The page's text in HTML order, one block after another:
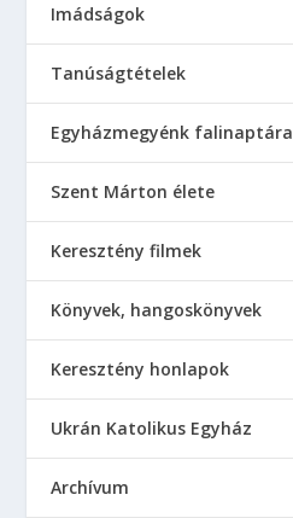
Imádságok
Tanúságtételek
Egyházmegyénk falinaptára
Szent Márton élete
Keresztény filmek
Könyvek, hangoskönyvek
Keresztény honlapok
Ukrán Katolikus Egyház
Аrchívum